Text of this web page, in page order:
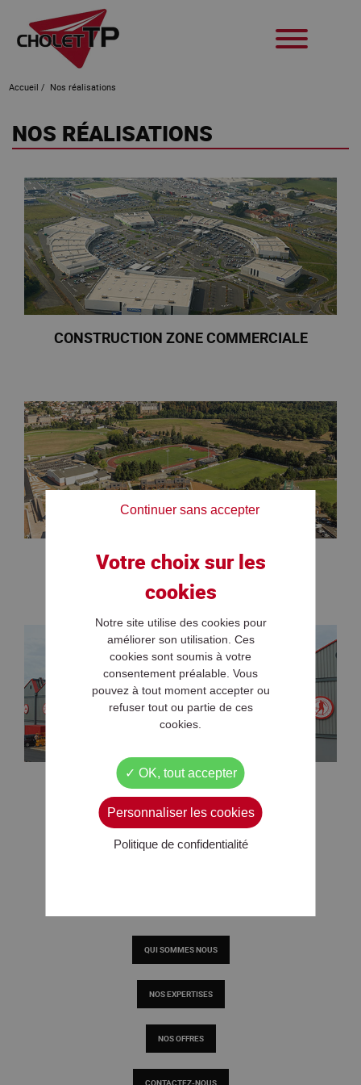
Accueil / Nos réalisations
NOS RÉALISATIONS
CONSTRUCTION ZONE COMMERCIALE
CONSTRUCTION DE LYCÉE
BASE DE LOISIRS
QUI SOMMES NOUS
NOS EXPERTISES
NOS OFFRES
Notre site utilise des cookies pour
améliorer son utilisation. Ces
cookies sont soumis à votre
consentement préalable. Vous
pouvez à tout moment accepter ou
refuser tout ou partie de ces
cookies.
OK, tout accepter
Continuer sans accepter
Personnaliser les cookies
Politique de confidentialité